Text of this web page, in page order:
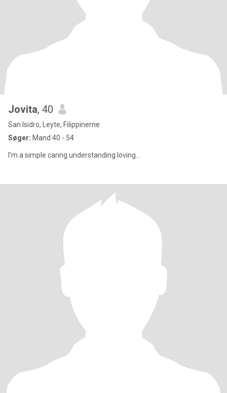
Jovita, 40
San Isidro, Leyte, Filippinerne
Søger: Mand 40 - 54
I'm a simple caring understanding loving...